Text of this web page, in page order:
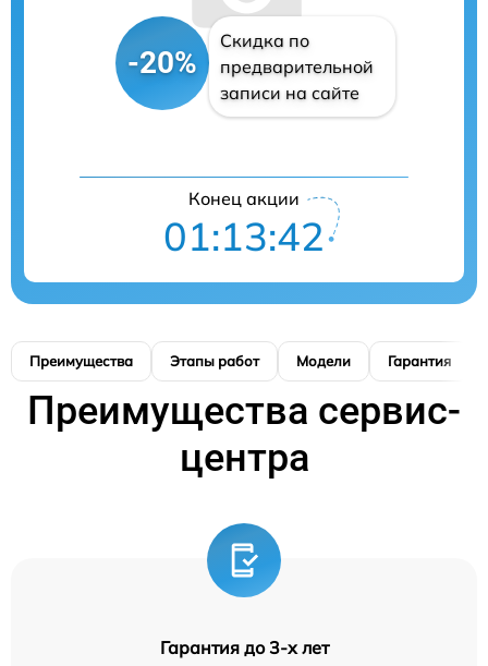
-20%
Скидка по
предварительной
записи на сайте
Конец акции
01:13:42
Преимущества Этапы работ Модели Гарантия
Преимущества сервис-
центра
Гарантия до 3-х лет